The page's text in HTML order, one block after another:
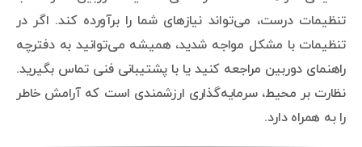
تنظیمات درست، می‌تواند نیازهای شما را برآورده کند. اگر در
تنظیمات با مشکل مواجه شدید، همیشه می‌توانید به دفترچه
راهنمای دوربین مراجعه کنید یا با پشتیبانی فنی تماس بگیرید.
نظارت بر محیط، سرمایه‌گذاری ارزشمندی است که آرامش خاطر
را به همراه دارد.